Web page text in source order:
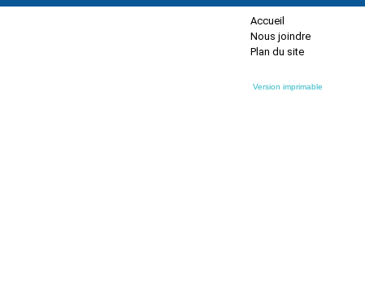
Accueil
Nous joindre
Plan du site
Version imprimable